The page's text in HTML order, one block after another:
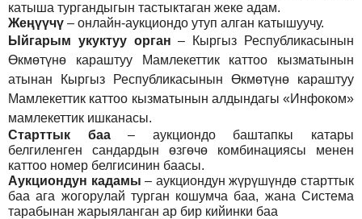
катыша тургандыгын тастыктаган жеке адам.
Жеңүүчү – онлайн-аукциондо утуп алган катышуучу.
Ыйгарым укуктуу орган –
Кыргыз Республикасынын
Өкмөтүнө караштуу Мамлекеттик каттоо кызматынын
атынан Кыргыз Республикасынын Өкмөтүнө караштуу
Мамлекеттик каттоо кызматынын алдындагы «Инфоком»
мамлекеттик ишканасы.
Старттык баа– аукциондо баштапкы катары
белгиленген сандардын өзгөчө комбинациясы менен
каттоо номер белгисинин баасы.
Аукциондун кадамы – аукциондун жүрүшүндө старттык
баа ага жогорулай турган кошумча баа, жана Система
тарабынан жарыяланган ар бир кийинки баа